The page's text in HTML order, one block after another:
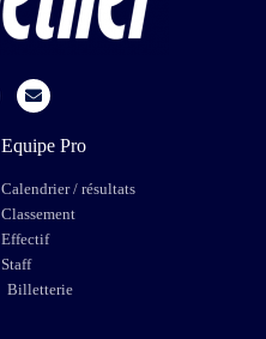
Equipe Pro
Calendrier / résultats
Classement
Effectif
Staff
Billetterie